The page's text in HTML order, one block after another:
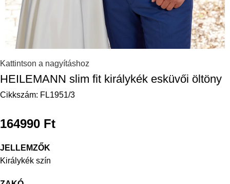
Kattintson a nagyításhoz
HEILEMANN slim fit királykék esküvői öltöny
Cikkszám: FL1951/3
164990 Ft
JELLEMZŐK
Királykék szín